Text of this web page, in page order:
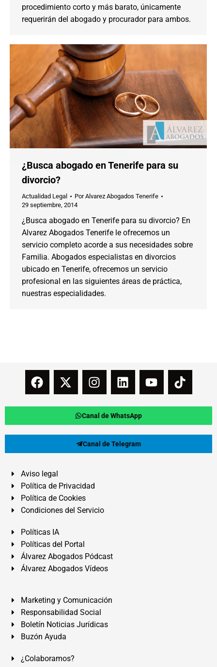
procedimiento corto y más barato, únicamente
requerirán del abogado y procurador para ambos.
¿Busca abogado en Tenerife para su
divorcio?
Actualidad Legal PorAlvarez Abogados Tenerife
29 septiembre, 2014
¿Busca abogado en Tenerife para su divorcio? En
Alvarez Abogados Tenerife le ofrecemos un
servicio completo acorde a sus necesidades sobre
Familia. Abogados especialistas en divorcios
ubicado en Tenerife, ofrecemos un servicio
profesional en las siguientes áreas de práctica,
nuestras especialidades.
Canal de WhatsApp
Canal de Telegram
Aviso legal
Política de Privacidad
Política de Cookies
Condiciones del Servicio
Políticas IA
Políticas del Portal
Álvarez Abogados Pódcast
Álvarez Abogados Vídeos
Marketing y Comunicación
Responsabilidad Social
Boletín Noticias Jurídicas
Buzón Ayuda
¿Colaboramos?